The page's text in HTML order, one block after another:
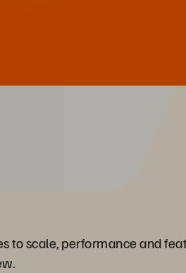
to scale, performance and